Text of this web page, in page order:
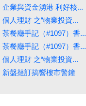
企業與資金湧港 利好核...
個人理財 之“物業投資...
茶餐廳手記（#1097）香...
茶餐廳手記（#1097）香...
個人理財 之“物業投資...
新盤撻訂搞響樓市警鐘